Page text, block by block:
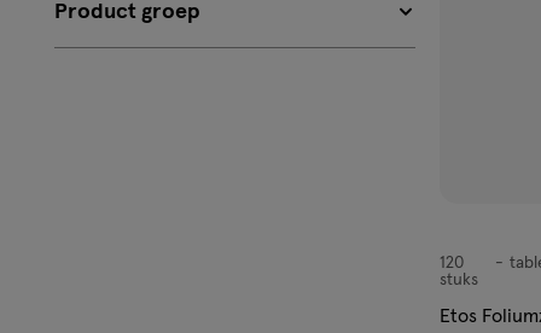
Product groep
tablet
120
stuks
Etos